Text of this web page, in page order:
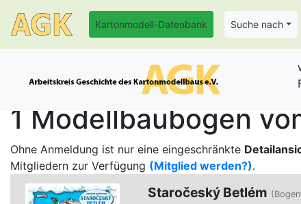
Kartonmodell-Datenbank Suche nach
1 Modellbaubogen
Ohne Anmeldung ist nur eine eingeschränkte
Mitgliedern zur Verfügung (Mitglied werden?).
Staročeský Betlém